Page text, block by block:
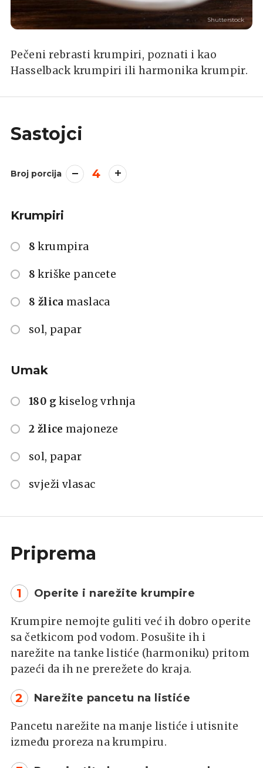
Shutterstock
Pečeni rebrasti krumpiri, poznati i kao
Hasselback krumpiri ili harmonika krumpir.
Sastojci
Broj porcija 4
Krumpiri
8 krumpira
8 kriške pancete
8 žlica maslaca
sol, papar
Umak
180 g kiselog vrhnja
2 žlice majoneze
sol, papar
svježi vlasac
Priprema
1 Operite i narežite krumpire
Krumpire nemojte guliti već ih dobro operite
sa četkicom pod vodom. Posušite ih i
narežite na tanke listiće (harmoniku) pritom
pazeći da ih ne prerežete do kraja.
2 Narežite pancetu na listiće
Pancetu narežite na manje listiće i utisnite
između proreza na krumpiru.